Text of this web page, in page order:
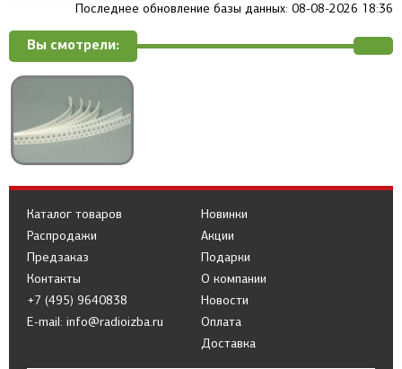
Последнее обновление базы данных: 08-08-2026 18:36
Вы смотрели:
Каталог товаров
Распродажи
Предзаказ
Новинки
Акции
Подарки
Контакты
+7 (495) 9640838
E-mail: info@radioizba.ru
О компании
Новости
Оплата
Доставка